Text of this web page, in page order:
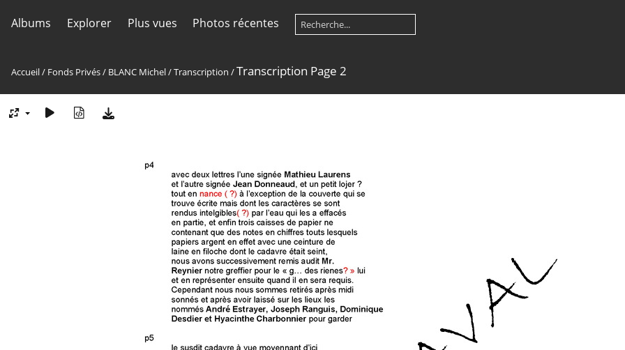
Albums Explorer Plus vues Photos récentes
Accueil/ Fonds Privés/ BLANC Michel/Transcription /Transcription Page 2